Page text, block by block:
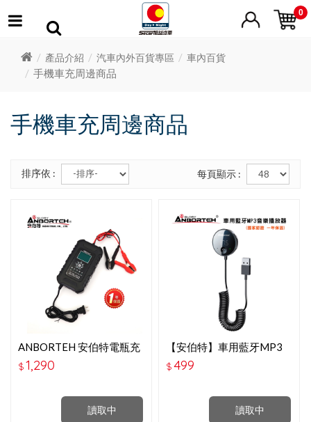
0
產品介紹 汽車內外百貨專區 車內百貨
手機車充周邊商品
手機車充周邊商品
排序依 : 每頁顯示 :
讀取中
ANBORTEH 安伯特電瓶充
電器-黑色款 (一年保固)
$1,290
讀取中
【安伯特】車用藍牙MP3
音樂播放器-ABT-E087
$499